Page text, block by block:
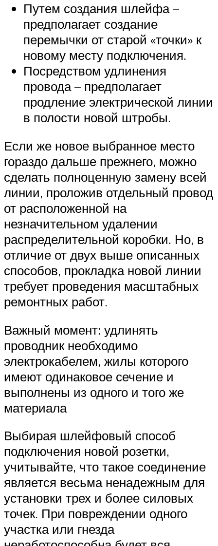
Путем создания шлейфа –
предполагает создание
перемычки от старой «точки» к
новому месту подключения.
Посредством удлинения
провода – предполагает
продление электрической линии
в полости новой штробы.
Если же новое выбранное место
гораздо дальше прежнего, можно
сделать полноценную замену всей
линии, проложив отдельный провод
от расположенной на
незначительном удалении
распределительной коробки. Но, в
отличие от двух выше описанных
способов, прокладка новой линии
требует проведения масштабных
ремонтных работ.
Важный момент: удлинять
проводник необходимо
электрокабелем, жилы которого
имеют одинаковое сечение и
выполнены из одного и того же
материала
Выбирая шлейфовый способ
подключения новой розетки,
учитывайте, что такое соединение
является весьма ненадежным для
установки трех и более силовых
точек. При повреждении одного
участка или гнезда